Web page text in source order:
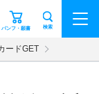
パンフ・願書 検索
ードGET